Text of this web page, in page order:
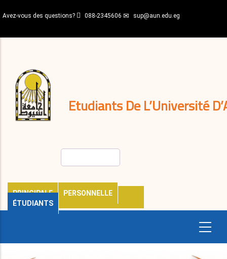
au
principal
Avez-vous des questions? 088-2345606 sup@aun.edu.eg
Etudiants De L’Université
PRINCIPALE
PERSONNELLE
ÉTUDIANTS
décisions
Expatriés
Journal